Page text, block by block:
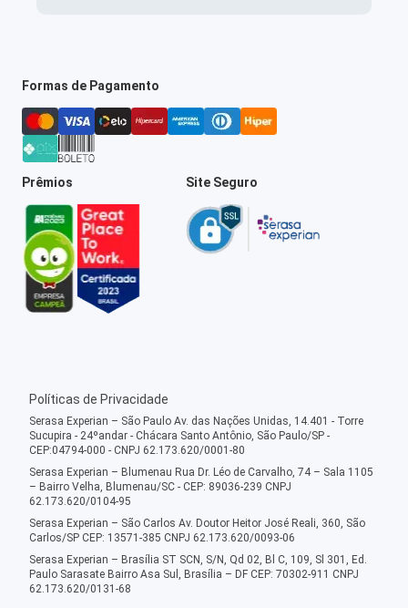
Formas de Pagamento
Prêmios Site Seguro
Políticas de Privacidade
Serasa Experian – São Paulo Av. das Nações Unidas, 14.401 - Torre
Sucupira - 24ºandar - Chácara Santo Antônio, São Paulo/SP -
CEP:04794-000 - CNPJ 62.173.620/0001-80
Serasa Experian – Blumenau Rua Dr. Léo de Carvalho, 74 – Sala 1105
– Bairro Velha, Blumenau/SC - CEP: 89036-239 CNPJ
62.173.620/0104-95
Serasa Experian – São Carlos Av. Doutor Heitor José Reali, 360, São
Carlos/SP CEP: 13571-385 CNPJ 62.173.620/0093-06
Serasa Experian – Brasília ST SCN, S/N, Qd 02, Bl C, 109, Sl 301, Ed.
Paulo Sarasate Bairro Asa Sul, Brasília – DF CEP: 70302-911 CNPJ
62.173.620/0131-68